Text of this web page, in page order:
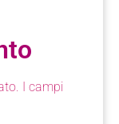
I campi